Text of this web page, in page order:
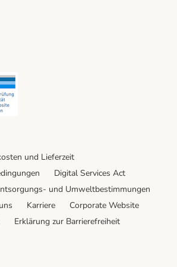
Shipping Method
und Lieferzeit
Digital Services Act
und Umweltbestimmungen
Karriere
Corporate Website
Erklärung zur Barrierefreiheit